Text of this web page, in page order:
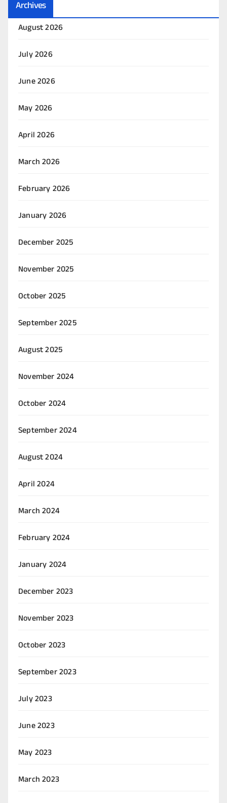
Archives
August 2026
July 2026
June 2026
May 2026
April 2026
March 2026
February 2026
January 2026
December 2025
November 2025
October 2025
September 2025
August 2025
November 2024
October 2024
September 2024
August 2024
April 2024
March 2024
February 2024
January 2024
December 2023
November 2023
October 2023
September 2023
July 2023
June 2023
May 2023
March 2023